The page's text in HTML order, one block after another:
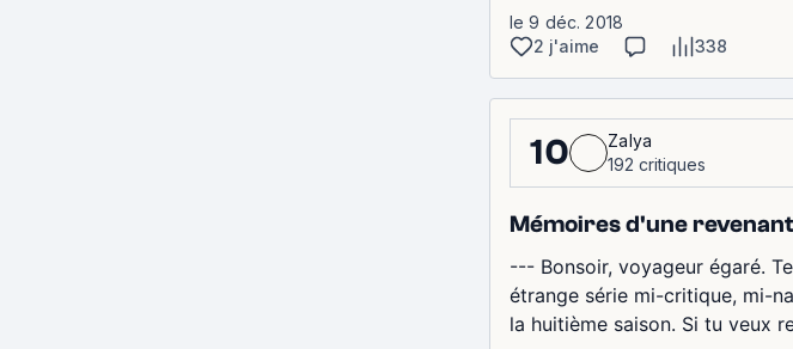
le 9 déc. 2018
2 j'aime
338
10
Zalya
192 critiques
Mémoires d'une
--- Bonsoir, voyageur égaré.
étrange série mi-critique, mi-
la huitième saison. Si tu veux